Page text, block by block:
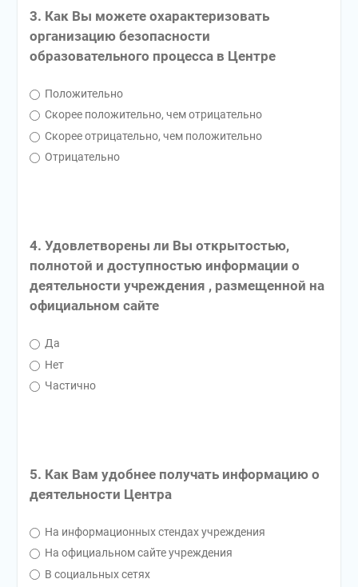
3. Как Вы можете охарактеризовать
организацию безопасности
образовательного процесса в Центре
Положительно
Скорее положительно, чем отрицательно
Скорее отрицательно, чем положительно
Отрицательно
4. Удовлетворены ли Вы открытостью,
полнотой и доступностью информации о
деятельности учреждения , размещенной на
официальном сайте
Да
Нет
Частично
5. Как Вам удобнее получать информацию о
деятельности Центра
На информационных стендах учреждения
На официальном сайте учреждения
В социальных сетях